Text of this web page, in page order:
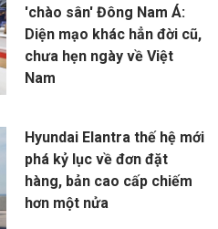
'chào sân' Đông Nam Á:
Diện mạo khác hẳn đời cũ,
chưa hẹn ngày về Việt
Nam
Hyundai Elantra thế hệ mới
phá kỷ lục về đơn đặt
hàng, bản cao cấp chiếm
hơn một nửa